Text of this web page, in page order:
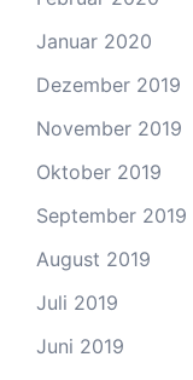
Januar 2020
Dezember 2019
November 2019
Oktober 2019
September 2019
August 2019
Juli 2019
Juni 2019